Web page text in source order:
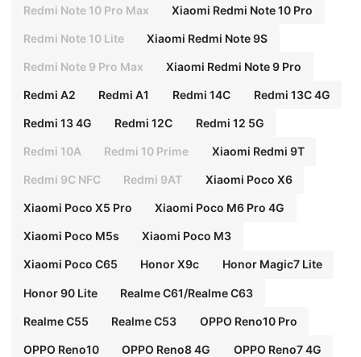
Redmi Note 10 Pro Max Xiaomi Redmi Note 10 Pro
Redmi Note 10 Lite Xiaomi Redmi Note 9S
Redmi Note 9 Pro Max Xiaomi Redmi Note 9 Pro
Redmi A2 Redmi A1 Redmi 14C Redmi 13C 4G
Redmi 13 4G Redmi 12C Redmi 12 5G
Redmi 10A Redmi 10 Prime Xiaomi Redmi 9T
Redmi 9C NFC Redmi 9AT Xiaomi Poco X6
Xiaomi Poco X5 Pro Xiaomi Poco M6 Pro 4G
Xiaomi Poco M5s Xiaomi Poco M3
Xiaomi Poco C65 Honor X9c Honor Magic7 Lite
Honor 90 Lite Realme C61/Realme C63
Realme C55 Realme C53 OPPO Reno10 Pro
OPPO Reno10 OPPO Reno8 4G OPPO Reno7 4G